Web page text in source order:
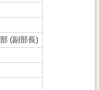
(副部長)